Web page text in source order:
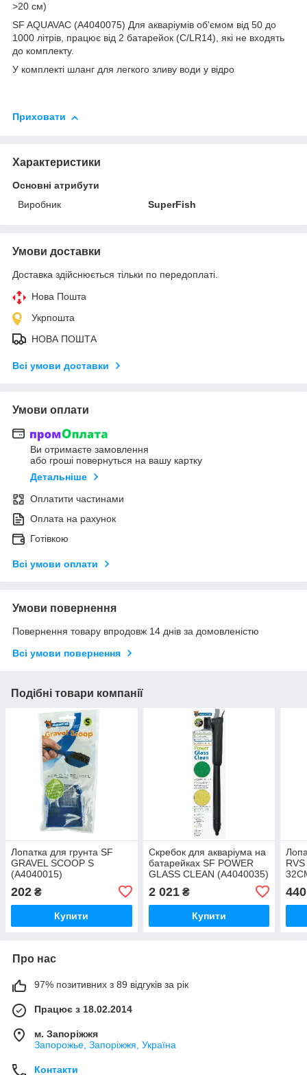
>20 см)
SF AQUAVAC (A4040075) Для акваріумів об'ємом від 50 до
1000 літрів, працює від 2 батарейок (C/LR14), які не входять
до комплекту.
У комплекті шланг для легкого зливу води у відро
Приховати
Характеристики
Основні атрибути
Виробник
SuperFish
Умови доставки
Доставка здійснюється тільки по передоплаті.
Нова Пошта
Укрпошта
НОВА ПОШТА
Всі умови доставки
Умови оплати
Ви отримаєте замовлення
або гроші повернуться на вашу картку
Детальніше
Оплатити частинами
Оплата на рахунок
Готівкою
Всі умови оплати
Умови повернення
Повернення товару впродовж 14 днів за домовленістю
Всі умови повернення
Подібні товари компанії
Лопатка для грунта SF
GRAVEL SCOOP S
(A4040015)
202 ₴
Купити
Скребок для акваріума на
батарейках SF POWER
GLASS CLEAN (A4040035)
2 021₴
Купити
440
Про нас
97% позитивних з 89 відгуків за рік
Працює з 18.02.2014
м. Запоріжжя
Запорожье, Запоріжжя, Україна
Контакти